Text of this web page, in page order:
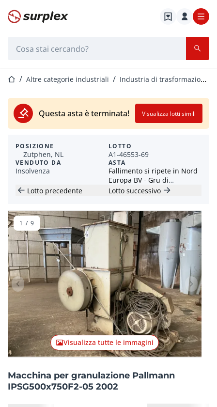
Home
Home Altre categorie industriali Industria di trasformazione della plastica
Questa asta è terminata! Visualizza lotti simili
POSIZIONE
Zutphen, NL
VENDUTO DA
Insolvenza
LOTTO
A1-46553-69
ASTA
Fallimento si ripete in Nord
Europa BV - Gru di
transbordo, compattatori,
veicoli
Lotto precedente Lotto successivo
Articolo precedente Articolo
Visualizza tutte le immagini
1 / 9
Macchina per granulazione Pallmann
IPSG500x750F2-05 2002